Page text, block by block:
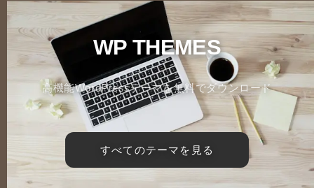
WP THEMES
高機能WordPressテーマを無料でダウンロード
すべてのテーマを見る